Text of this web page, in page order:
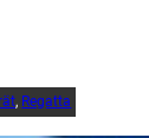
, Regatta